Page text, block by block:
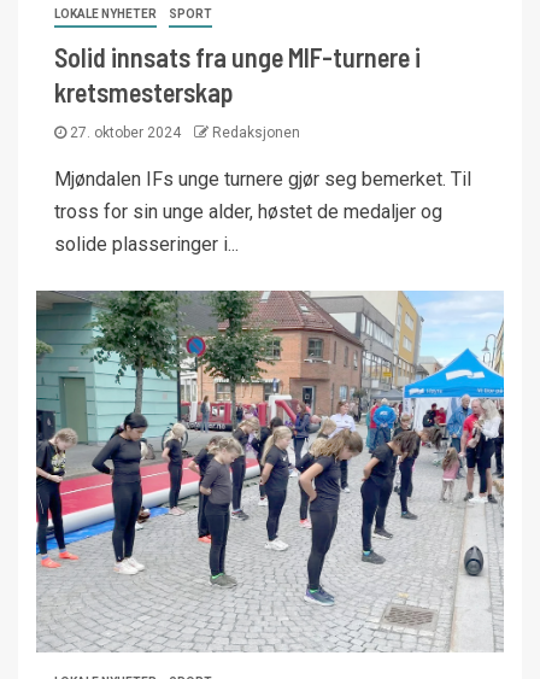
LOKALE NYHETER SPORT
Solid innsats fra unge MIF-turnere i
kretsmesterskap
27. oktober 2024 Redaksjonen
Mjøndalen IFs unge turnere gjør seg bemerket. Til
tross for sin unge alder, høstet de medaljer og
solide plasseringer i...